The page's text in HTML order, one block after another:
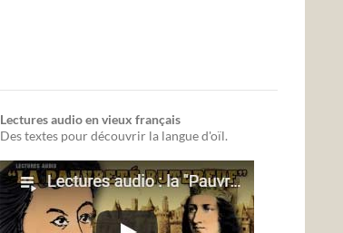
Lectures audio en vieux français
Des textes pour découvrir la langue d'oïl.